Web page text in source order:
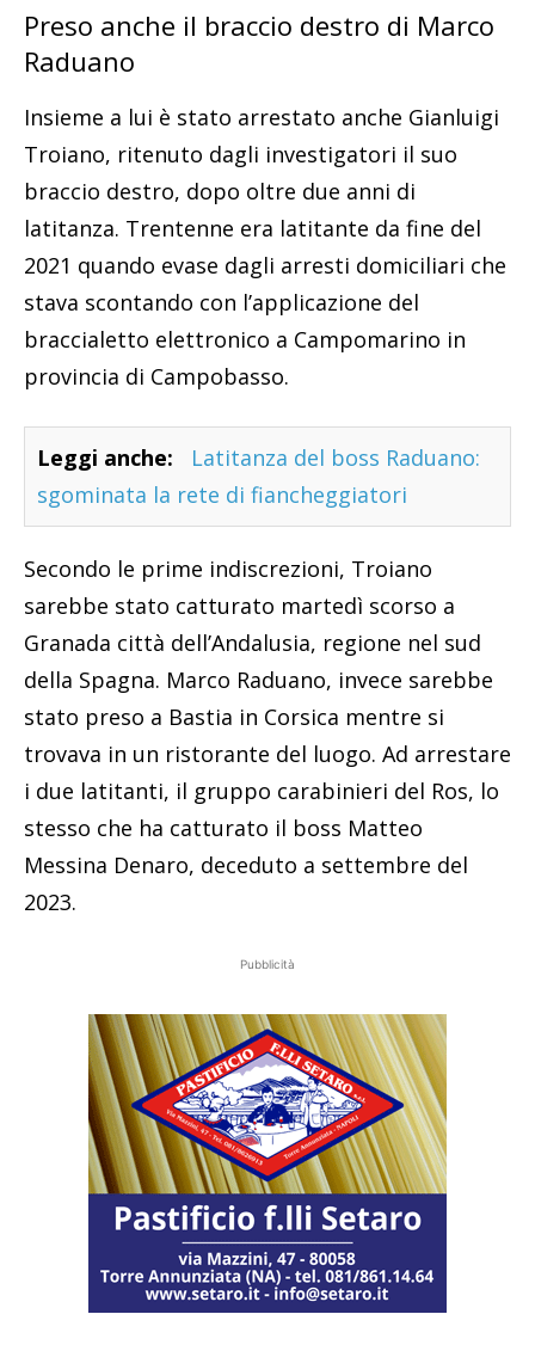
Preso anche il braccio destro di Marco
Raduano
Insieme a lui è stato arrestato anche Gianluigi
Troiano, ritenuto dagli investigatori il suo
braccio destro, dopo oltre due anni di
latitanza. Trentenne era latitante da fine del
2021 quando evase dagli arresti domiciliari che
stava scontando con l’applicazione del
braccialetto elettronico a Campomarino in
provincia di Campobasso.
Leggi anche:
Latitanza del boss Raduano:
sgominata la rete di fiancheggiatori
Secondo le prime indiscrezioni, Troiano
sarebbe stato catturato martedì scorso a
Granada città dell’Andalusia, regione nel sud
della Spagna. Marco Raduano, invece sarebbe
stato preso a Bastia in Corsica mentre si
trovava in un ristorante del luogo. Ad arrestare
i due latitanti, il gruppo carabinieri del Ros, lo
stesso che ha catturato il boss Matteo
Messina Denaro, deceduto a settembre del
2023.
Pubblicità